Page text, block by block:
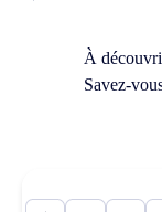
À
Savez-